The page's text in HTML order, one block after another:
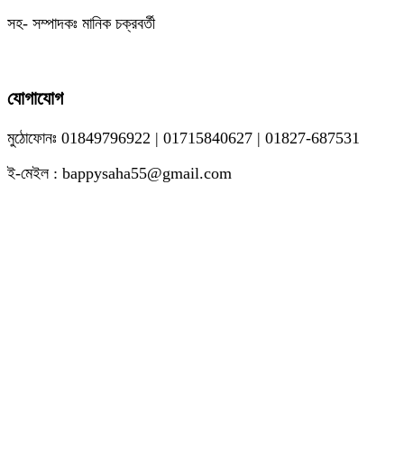
সহ- সম্পাদকঃ মানিক চক্রবর্তী
যোগাযোগ
মুঠোফোনঃ 01849796922 | 01715840627 | 01827-687531
ই-মেইল : bappysaha55@gmail.com